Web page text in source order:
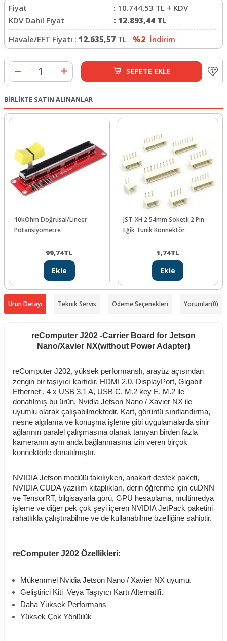
Fiyat : 10.744,53 TL + KDV
KDV Dahil Fiyat
: 12.893,44 TL
Havale/EFT Fiyatı : 12.635,57 TL %2 İndirim
SEPETE EKLE
BİRLİKTE SATIN ALINANLAR
10kOhm Doğrusal/Lineer
Potansiyometre
99,74TL
Ekle
JST-XH 2.54mm Soketli 2 Pin
Eğik Tunik Konnektör
1,74TL
Ekle
Ürün Detayı Teknik Servis Ödeme Seçenekleri Yorumlar(0)
reComputer J202 -Carrier Board for Jetson
Nano/Xavier NX(without Power Adapter)
reComputer J202, yüksek performanslı, arayüz açısından
zengin bir taşıyıcı kartıdır, HDMI 2.0, DisplayPort, Gigabit
Ethernet , 4 x USB 3.1 A, USB C, M.2 key E, M.2 ile
donatılmış bu ürün, Nvidia Jetson Nano / Xavier NX ile
uyumlu olarak çalışabilmektedir. Kart, görüntü sınıflandırma,
nesne algılama ve konuşma işleme gibi uygulamalarda sinir
ağlarının paralel çalışmasına olanak tanıyan birden fazla
kameranın aynı anda bağlanmasına izin veren birçok
konnektörle donatılmıştır.
NVIDIA Jetson modülü takılıyken, anakart destek paketi,
NVIDIA CUDA yazılım kitaplıkları, derin öğrenme için cuDNN
ve TensorRT, bilgisayarla görü, GPU hesaplama, multimedya
işleme ve diğer pek çok şeyi içeren NVIDIA JetPack paketini
rahatlıkla çalıştırabilme ve de kullanabilme özelliğine sahiptir.
reComputer J202 Özellikleri:
Mükemmel Nvidia Jetson Nano / Xavier NX uyumu.
Geliştirici Kiti Veya Taşıyıcı Kartı Alternatifi.
Daha Yüksek Performans
Yüksek Çok Yönlülük